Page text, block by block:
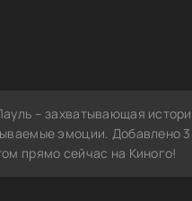
– захватывающая
эмоции. Добавлено
прямо сейчас на Киного!